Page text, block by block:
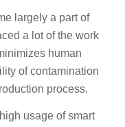
largely a part of
a lot of the work
human
of contamination
process.
usage of smart